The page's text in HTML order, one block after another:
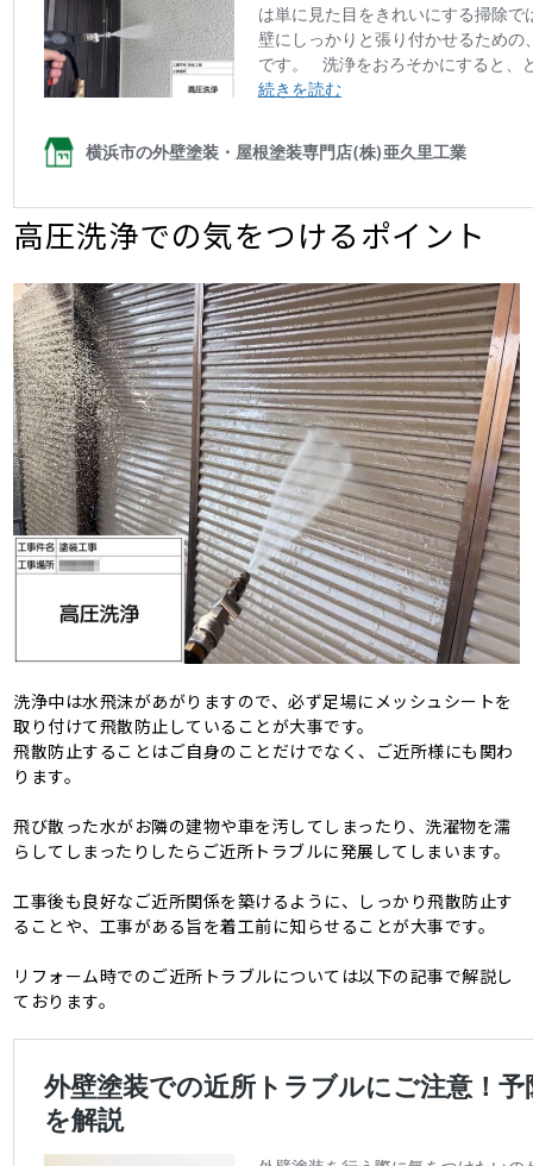
高圧洗浄での気をつけるポイント
洗浄中は水飛沫があがりますので、必ず足場にメッシュシートを
取り付けて飛散防止していることが大事です。
飛散防止することはご自身のことだけでなく、ご近所様にも関わ
ります。
飛び散った水がお隣の建物や車を汚してしまったり、洗濯物を濡
らしてしまったりしたらご近所トラブルに発展してしまいます。
工事後も良好なご近所関係を築けるように、しっかり飛散防止す
ることや、工事がある旨を着工前に知らせることが大事です。
リフォーム時でのご近所トラブルについては以下の記事で解説し
ております。